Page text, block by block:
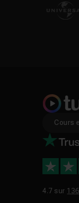
Cours
4.7 sur